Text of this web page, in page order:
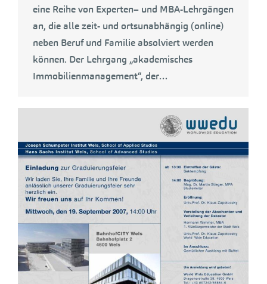
eine Reihe von Experten– und MBA-Lehrgängen
an, die alle zeit- und ortsunabhängig (online)
neben Beruf und Familie absolviert werden
können. Der Lehrgang „akademisches
Immobilienmanagement“, der…